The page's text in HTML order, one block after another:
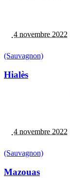
4 novembre 2022
(Sauvagnon)
Hialès
4 novembre 2022
(Sauvagnon)
Mazouas